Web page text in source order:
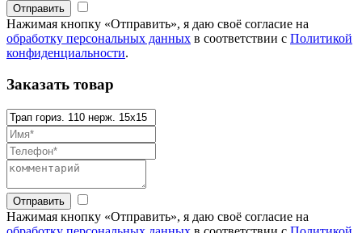
Отправить
Нажимая кнопку «Отправить», я даю своё согласие на
обработку персональных данных в соответствии с Политикой
конфиденциальности.
Заказать товар
Отправить
Нажимая кнопку «Отправить», я даю своё согласие на